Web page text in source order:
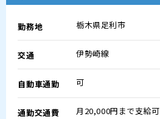
勤務地 栃木県足利市
交通 伊勢崎線
自動車通勤 可
通勤交通費 月20,000円まで支給可